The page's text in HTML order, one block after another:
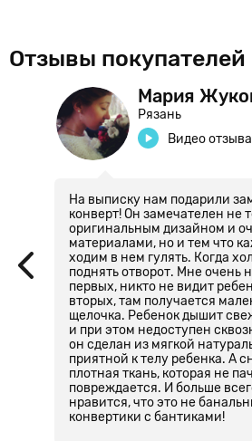
Отзывы покупателей
Мария
Рязань
Видео отзыва
На выписку нам подарили
конверт! Он замечателен не
оригинальным дизайном и
материалами, но и тем что
ходим в нем гулять. Когда
поднять отворот. Мне очень
первых, никто не видит
вторых, там получается
щелочка. Ребенок дышит
и при этом недоступен
он сделан из мягкой
приятной к телу ребенка. А
плотная ткань, которая не
повреждается. И больше
нравится, что это не
конвертики с бантиками!